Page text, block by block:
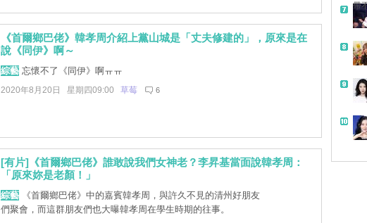
《首爾鄉巴佬》韓孝周介紹上黨山城是「丈夫修建的」，原來是在
說《同伊》啊～
綜藝忘懷不了《同伊》啊ㅠㅠ
2020年8月20日 星期四09:00 草莓 6
[有片]《首爾鄉巴佬》誰敢說我們女神老？李昇基當面說韓孝周：
「原來妳是老顏！」
綜藝《首爾鄉巴佬》中的嘉賓韓孝周，與許久不見的清州好朋友
們聚會，而這群朋友們也大曝韓孝周在學生時期的往事。
帶